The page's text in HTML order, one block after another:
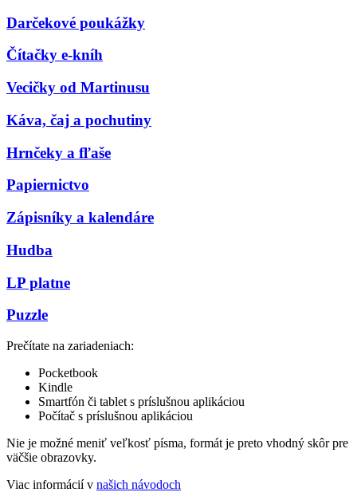
Darčekové poukážky
Čítačky e-kníh
Vecičky od Martinusu
Káva, čaj a pochutiny
Hrnčeky a fľaše
Papiernictvo
Zápisníky a kalendáre
Hudba
LP platne
Puzzle
Prečítate na zariadeniach:
Pocketbook
Kindle
Smartfón či tablet s príslušnou aplikáciou
Počítač s príslušnou aplikáciou
Nie je možné meniť veľkosť písma, formát je preto vhodný skôr pre
väčšie obrazovky.
Viac informácií v našich návodoch